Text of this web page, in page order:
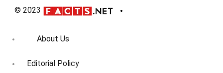
© 2023
About Us
Editorial Policy